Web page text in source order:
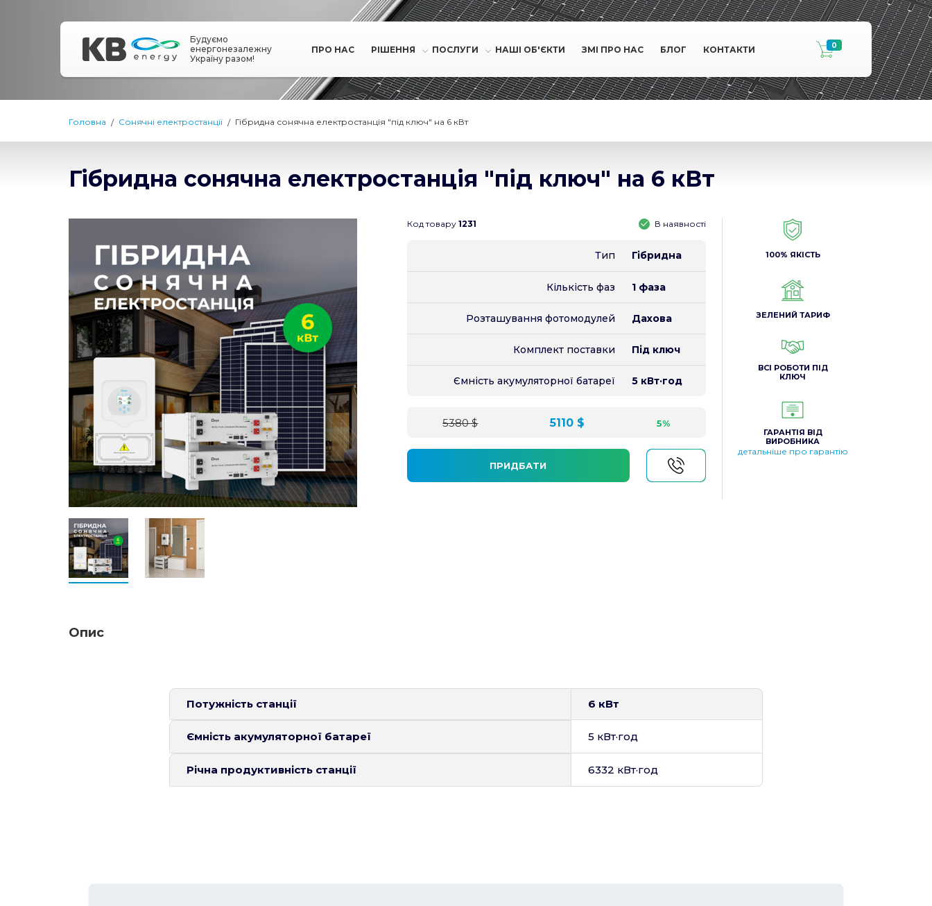
Будуємо
енергонезалежну
Україну разом!
ПРО НАС РІШЕННЯ ПОСЛУГИ НАШІ ОБ'ЄКТИ ЗМІ ПРО НАС БЛОГ КОНТАКТИ 0
Головна Сонячні електростанції Гібридна сонячна електростанція "під ключ" на 6 кВт
Гібридна сонячна електростанція "під ключ" на 6 кВт
Код товару 1231 В наявності
Тип Гібридна
Кількість фаз 1 фаза
Розташування фотомодулей Дахова
Комплект поставки Під ключ
Ємність акумуляторної батареї 5 кВт·год
5380 $ 5110 $ 5%
ПРИДБАТИ
100% ЯКІСТЬ
ЗЕЛЕНИЙ ТАРИФ
ВСІ РОБОТИ ПІД
КЛЮЧ
ГАРАНТІЯ ВІД
ВИРОБНИКА
детальніше про гарантію
Опис
Потужність станції 6 кВт
Ємність акумуляторної батареї 5 кВт·год
Річна продуктивність станції 6332 кВт·год